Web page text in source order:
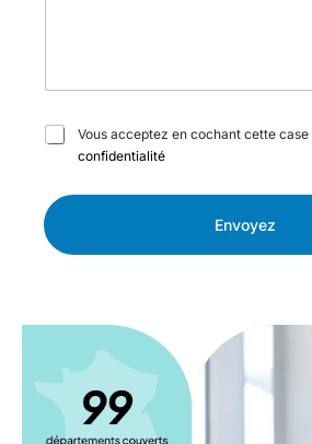
C
s
à
Vous acceptez en cochant cette
confidentialité
Envoyez